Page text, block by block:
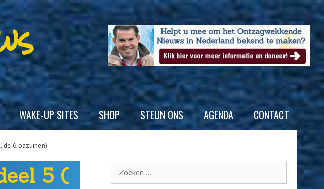
WAKE-UP SITES SHOP STEUN ONS AGENDA CONTACT
de 6 bazuinen)
5 (